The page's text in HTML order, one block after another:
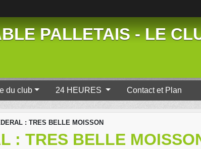
PALLETAIS - LE
du club 24 HEURES Contact et Plan
: TRES BELLE MOISSON
: TRES BELLE